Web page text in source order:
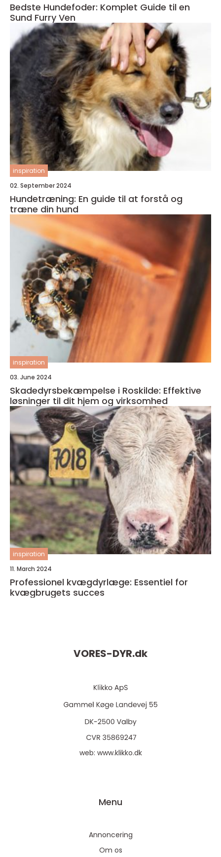
Bedste Hundefoder: Komplet Guide til en
Sund Furry Ven
inspiration
02. September 2024
Hundetræning: En guide til at forstå og
træne din hund
inspiration
03. June 2024
Skadedyrsbekæmpelse i Roskilde: Effektive
løsninger til dit hjem og virksomhed
inspiration
11. March 2024
Professionel kvægdyrlæge: Essentiel for
kvægbrugets succes
VORES-DYR.dk
web: www.klikko.dk
Menu
Annoncering
Om os